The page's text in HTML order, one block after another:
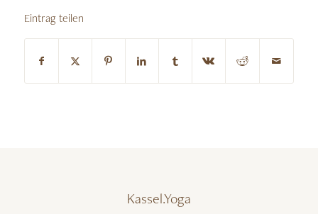
Eintrag teilen
Kassel.Yoga